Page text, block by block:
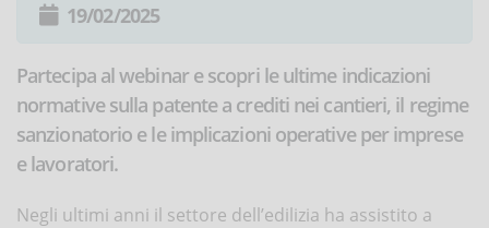
19/02/2025
Partecipa al webinar e scopri le ultime indicazioni
normative sulla patente a crediti nei cantieri, il regime
sanzionatorio e le implicazioni operative per imprese
e lavoratori.
Negli ultimi anni il settore dell’edilizia ha assistito a